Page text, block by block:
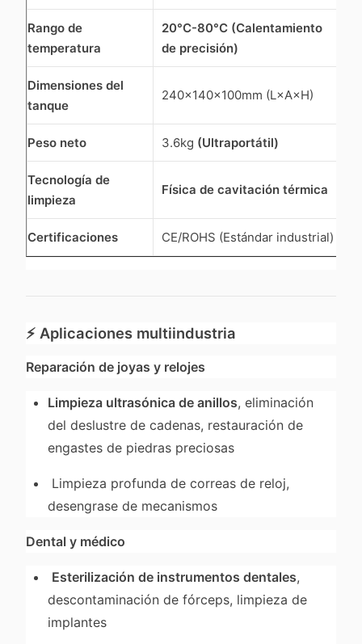
Rango de
temperatura
20°C-80°C (Calentamiento
de precisión)
Dimensiones del
tanque
240×140×100mm (L×A×H)
Peso neto 3.6kg (Ultraportátil)
Tecnología de
limpieza
Física de cavitación térmica
Certificaciones CE/ROHS (Estándar industrial)
⚡ Aplicaciones multiindustria
Reparación de joyas y relojes
Limpieza ultrasónica de anillos, eliminación
del deslustre de cadenas, restauración de
engastes de piedras preciosas
Limpieza profunda de correas de reloj,
desengrase de mecanismos
Dental y médico
Esterilización de instrumentos dentales,
descontaminación de fórceps, limpieza de
implantes